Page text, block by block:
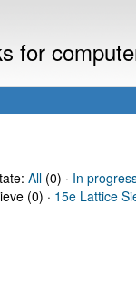
for
All(0) · In
(0) · 15e Lattice